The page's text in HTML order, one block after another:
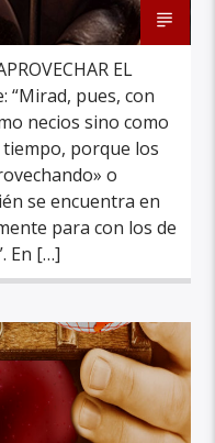
EL
“Mirad, pues, con
necios sino como
porque los
o
se encuentra en
para con los de
En […]